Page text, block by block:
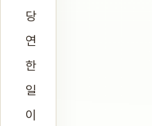
당
연
한
일
이